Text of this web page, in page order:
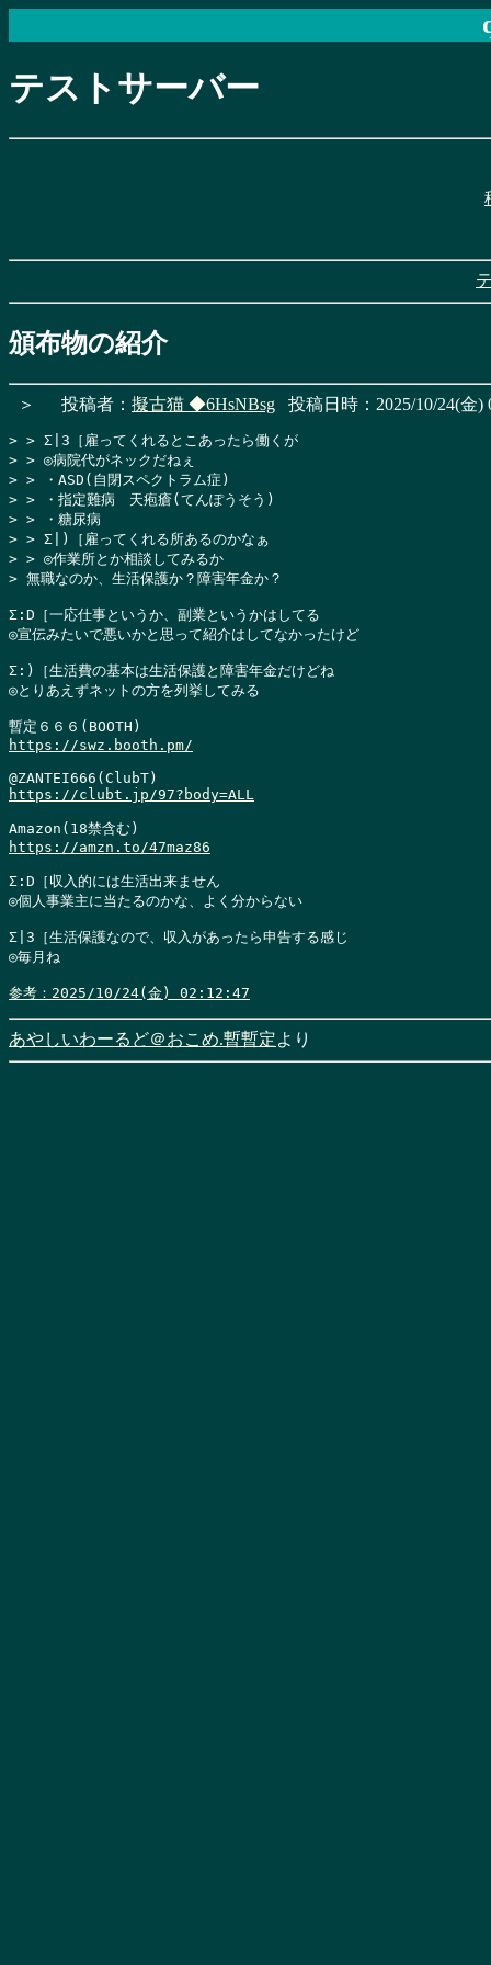
テストサーバー
頒布物の紹介
＞ 投稿者： 擬古猫 ◆6HsNBsg 投稿日時：2025/10/24(金)
> > Σ|3［雇ってくれるとこあったら働くが
> > ◎病院代がネックだねぇ
> > ・ASD(自閉スペクトラム症)
> > ・指定難病　天疱瘡(てんぽうそう)
> > ・糖尿病
> > Σ|)［雇ってくれる所あるのかなぁ
> > ◎作業所とか相談してみるか
> 無職なのか、生活保護か？障害年金か？
Σ:D［一応仕事というか、副業というかはしてる
◎宣伝みたいで悪いかと思って紹介はしてなかったけど
Σ:)［生活費の基本は生活保護と障害年金だけどね
◎とりあえずネットの方を列挙してみる
https://swz.booth.pm/
https://clubt.jp/97?body=ALL
https://amzn.to/47maz86
Σ:D［収入的には生活出来ません
◎個人事業主に当たるのかな、よく分からない
Σ|3［生活保護なので、収入があったら申告する感じ
◎毎月ね
参考：2025/10/24(金) 02:12:47
あやしいわーるど＠おこめ.暫暫定より